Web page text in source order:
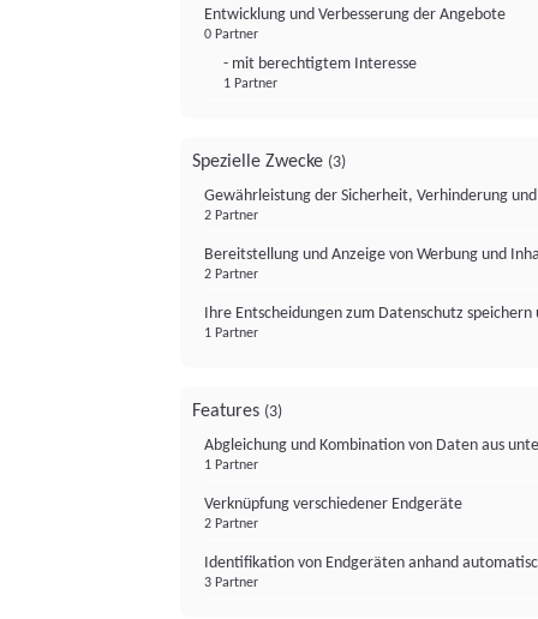
Entwicklung und Verbesserung der Angebote
0 Partner
- mit berechtigtem Interesse
1 Partner
Spezielle Zwecke (3)
Gewährleistung der Sicherheit, Verhinderung
2 Partner
Bereitstellung und Anzeige von Werbung und
2 Partner
Ihre Entscheidungen zum Datenschutz
1 Partner
Features (3)
Abgleichung und Kombination von Daten aus
1 Partner
Verknüpfung verschiedener Endgeräte
2 Partner
Identifikation von Endgeräten anhand
3 Partner